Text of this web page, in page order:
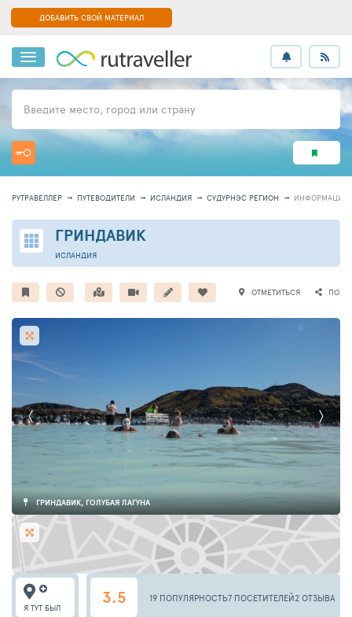
ДОБАВИТЬ СВОЙ МАТЕРИАЛ
Введите место, город или страну
РУТРАВЕЛЛЕР ПУТЕВОДИТЕЛИ ИСЛАНДИЯ СУДУРНЭС РЕГИОН ИНФОРМАЦИЯ
ГРИНДАВИК
ИСЛАНДИЯ
ОТМЕТИТЬСЯ
ГРИНДАВИК, ГОЛУБАЯ ЛАГУНА
3.5 19 ПОПУЛЯРНОСТЬ7 ПОСЕТИТЕЛЕЙ2 ОТЗЫВА
Я ТУТ БЫЛ